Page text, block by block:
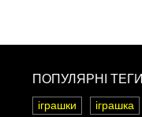
ПОПУЛЯРНІ ТЕГИ
іграшки
іграшка